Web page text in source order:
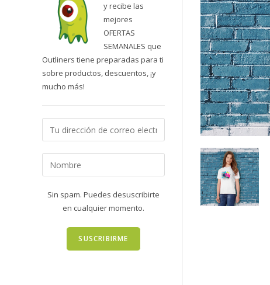
y recibe las
mejores
OFERTAS
SEMANALES que
Outliners tiene preparadas para ti
sobre productos, descuentos, ¡y
mucho más!
Sin spam. Puedes desuscribirte
en cualquier momento.